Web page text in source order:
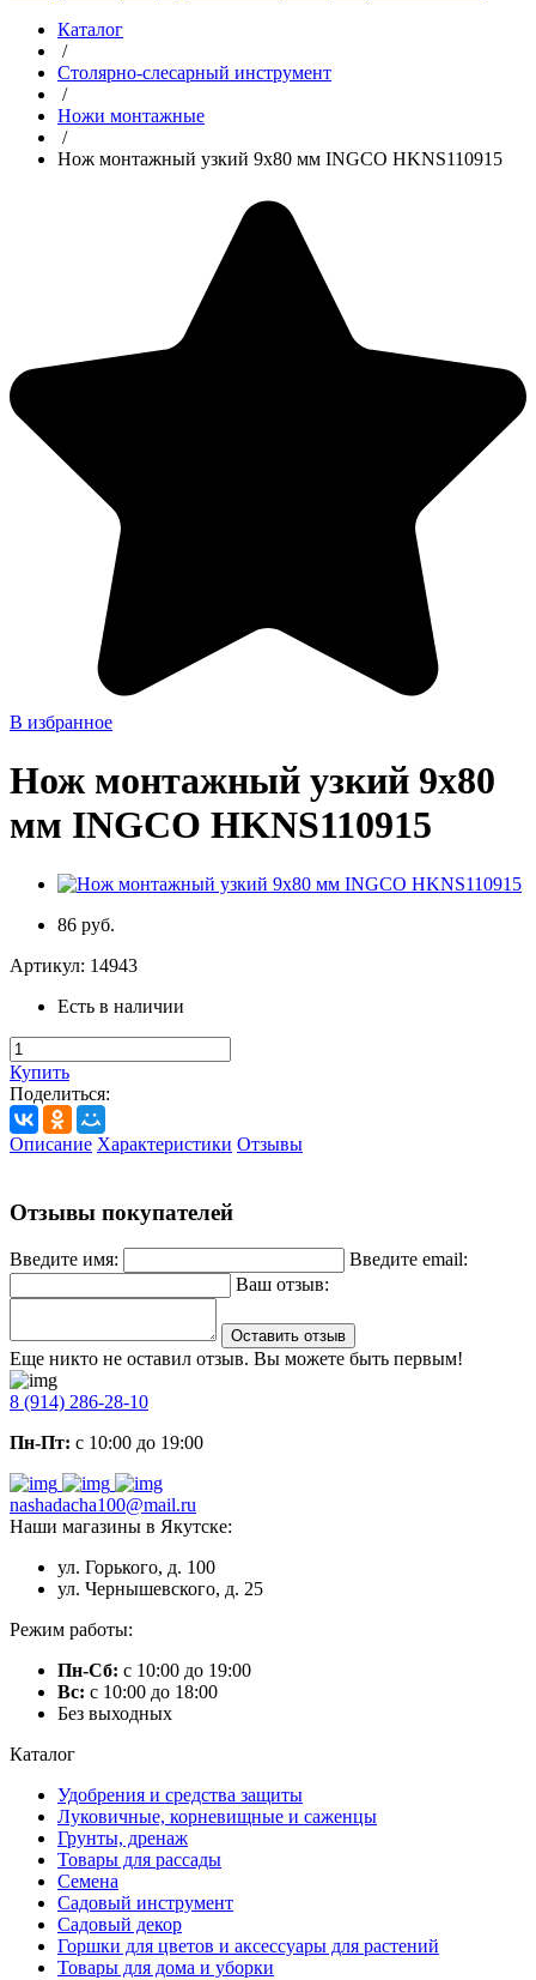
Каталог
/
Столярно-слесарный инструмент
/
Ножи монтажные
/
Нож монтажный узкий 9x80 мм INGCO HKNS110915
В избранное
Нож монтажный узкий 9x80
мм INGCO HKNS110915
86 руб.
Артикул: 14943
Есть в наличии
Купить
Поделиться:
Описание Характеристики Отзывы
Отзывы покупателей
Введите имя:
Введите email:
Ваш отзыв:
Оставить отзыв
Еще никто не оставил отзыв. Вы можете быть первым!
8 (914) 286-28-10
Пн-Пт: с 10:00 до 19:00
nashadacha100@mail.ru
Наши магазины в Якутске:
ул. Горького, д. 100
ул. Чернышевского, д. 25
Режим работы:
Пн-Сб: с 10:00 до 19:00
Вс: с 10:00 до 18:00
Без выходных
Каталог
Удобрения и средства защиты
Луковичные, корневищные и саженцы
Грунты, дренаж
Товары для рассады
Семена
Садовый инструмент
Садовый декор
Горшки для цветов и аксессуары для растений
Товары для дома и уборки